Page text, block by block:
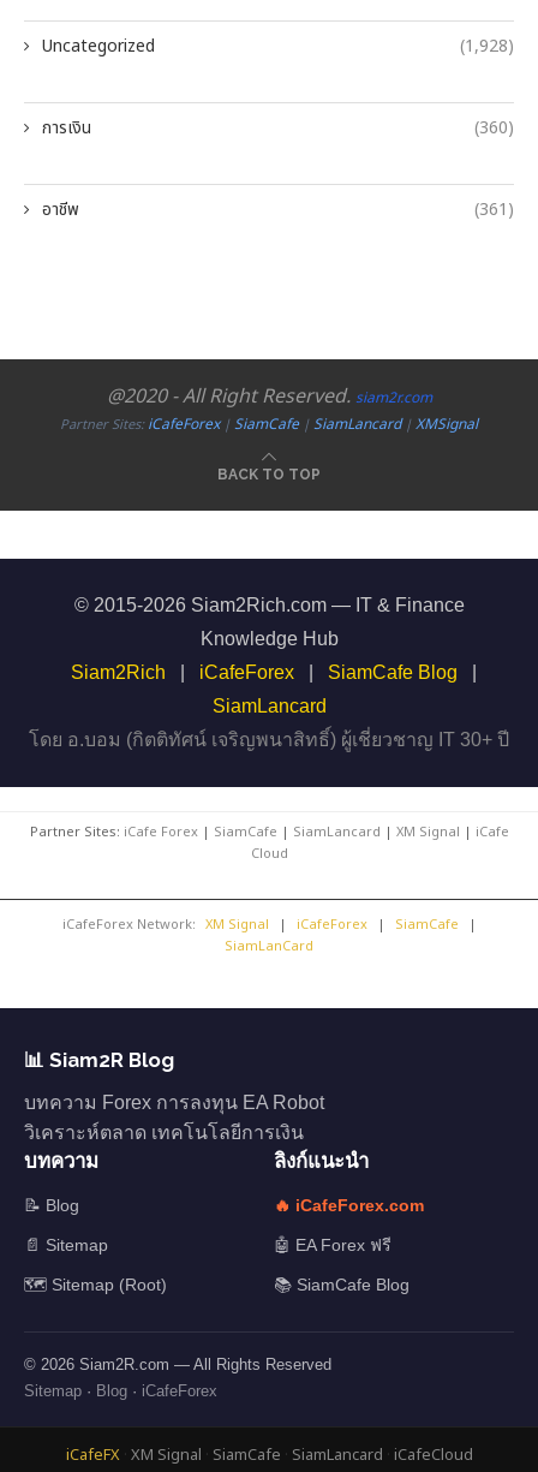
Uncategorized (1,928)
การเงิน (360)
อาชีพ (361)
@2020 - All Right Reserved. siam2r.com
Partner Sites:iCafeForex|SiamCafe|SiamLancard|XMSignal
BACK TO TOP
© 2015-2026 Siam2Rich.com — IT & Finance
Knowledge Hub
Siam2Rich
iCafeForex SiamCafe Blog
SiamLancard
โดย อ.บอม (กิตติทัศน์ เจริญพนาสิทธิ์) ผู้เชี่ยวชาญ IT 30+ ปี
Partner Sites: iCafe Forex| SiamCafe | SiamLancard | XM Signal | iCafe
Cloud
iCafeForex Network: XM Signal | iCafeForex | SiamCafe
|
SiamLanCard
📊 Siam2R Blog
บทความ Forex การลงทุน EA Robot
วิเคราะห์ตลาด เทคโนโลยีการเงิน
บทความ
📝 Blog
📄 Sitemap
🗺️ Sitemap (Root)
ลิงก์แนะนำ
🔥 iCafeForex.com
🤖 EA Forex ฟรี
📚 SiamCafe Blog
© 2026 Siam2R.com — All Rights Reserved
Sitemap · Blog · iCafeForex
iCafeFX· XM Signal · SiamCafe · SiamLancard · iCafeCloud